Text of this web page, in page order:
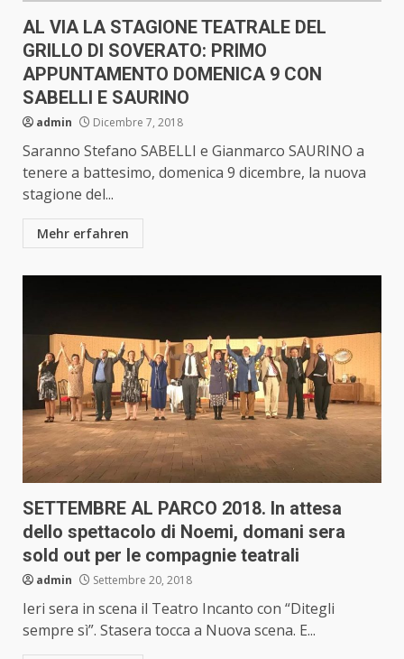
AL VIA LA STAGIONE TEATRALE DEL
GRILLO DI SOVERATO: PRIMO
APPUNTAMENTO DOMENICA 9 CON
SABELLI E SAURINO
admin Dicembre 7, 2018
Saranno Stefano SABELLI e Gianmarco SAURINO a
tenere a battesimo, domenica 9 dicembre, la nuova
stagione del...
Mehr erfahren
SETTEMBRE AL PARCO 2018. In attesa
dello spettacolo di Noemi, domani sera
sold out per le compagnie teatrali
admin Settembre 20, 2018
Ieri sera in scena il Teatro Incanto con “Ditegli
sempre sì”. Stasera tocca a Nuova scena. E...